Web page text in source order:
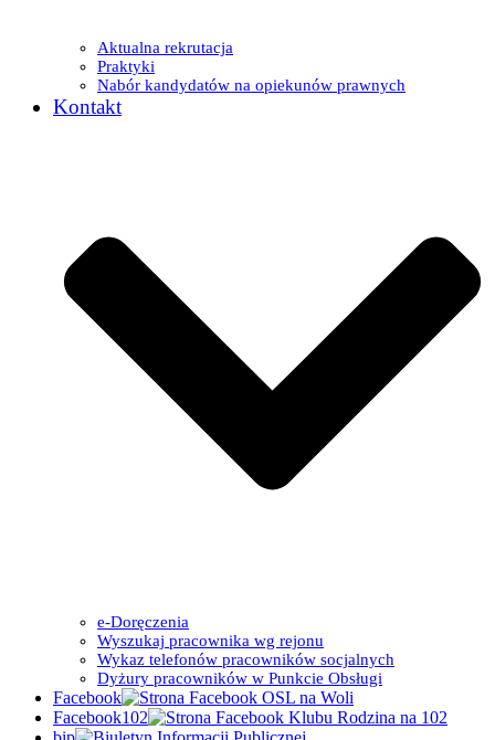
Aktualna rekrutacja
Praktyki
Nabór kandydatów na opiekunów prawnych
Kontakt
e-Doręczenia
Wyszukaj pracownika wg rejonu
Wykaz telefonów pracowników socjalnych
Dyżury pracowników w Punkcie Obsługi
Facebook
Facebook102